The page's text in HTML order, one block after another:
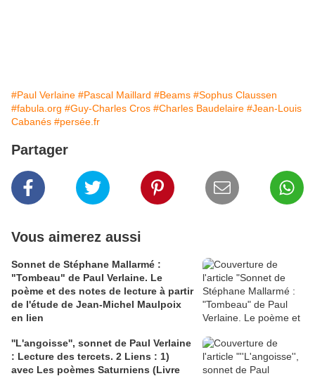
#Paul Verlaine #Pascal Maillard #Beams #Sophus Claussen
#fabula.org #Guy-Charles Cros #Charles Baudelaire #Jean-Louis
Cabanés #persée.fr
Partager
Vous aimerez aussi
Sonnet de Stéphane Mallarmé :
"Tombeau" de Paul Verlaine. Le
poème et des notes de lecture à partir
de l'étude de Jean-Michel Maulpoix
en lien
''L'angoisse'', sonnet de Paul Verlaine
: Lecture des tercets. 2 Liens : 1)
avec Les poèmes Saturniens (Livre